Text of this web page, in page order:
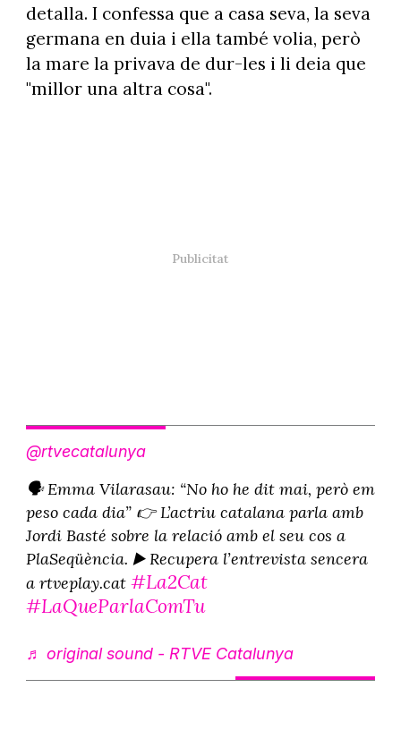
detalla. I confessa que a casa seva, la seva
germana en duia i ella també volia, però
la mare la privava de dur-les i li deia que
"millor una altra cosa".
@rtvecatalunya
🗣️ Emma Vilarasau: “No ho he dit mai, però em
peso cada dia” 👉 L’actriu catalana parla amb
Jordi Basté sobre la relació amb el seu cos a
PlaSeqüència. ▶️ Recupera l’entrevista sencera
a rtveplay.cat #La2Cat
#LaQueParlaComTu
♬ original sound - RTVE Catalunya